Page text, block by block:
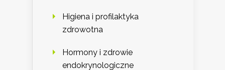
Higiena i profilaktyka
zdrowotna
Hormony i zdrowie
endokrynologiczne